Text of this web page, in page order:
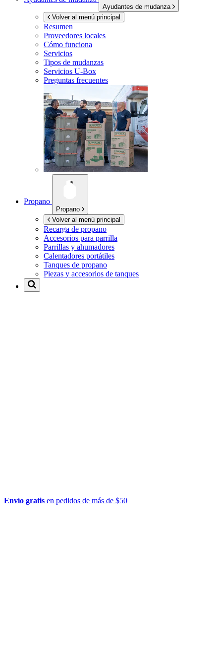
Ayudantes de mudanza
Volver al menú principal
Resumen
Proveedores locales
Cómo funciona
Servicios
Tipos de mudanzas
Servicios U-Box
Preguntas frecuentes
Propano
Propano
Volver al menú principal
Recarga de propano
Accesorios para parrilla
Parrillas y ahumadores
Calentadores portátiles
Tanques de propano
Piezas y accesorios de tanques
Envío gratis en pedidos de más de $50